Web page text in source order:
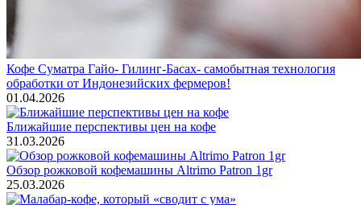
Кофе Суматра Гайо- Гилинг-Басах- самобытная технология
обработки от Индонезийских фермеров!
01.04.2026
Ближайшие перспективы цен на кофе
31.03.2026
Обзор рожковой кофемашины Altrimo Patron 1gr
25.03.2026